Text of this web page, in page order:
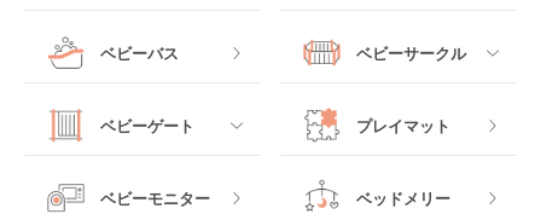
クーファン
マットレス・布団
ベビーベッドその他
ベビーカーその他
ジュニアシート
チャイルドシートその
他
ロッキングタイプ テーブルチェア
すべて
ベビーバス ベビーサークル
すべて
ベビーゲート
すべて
プレイマット
ベビーモニター ベッドメリー